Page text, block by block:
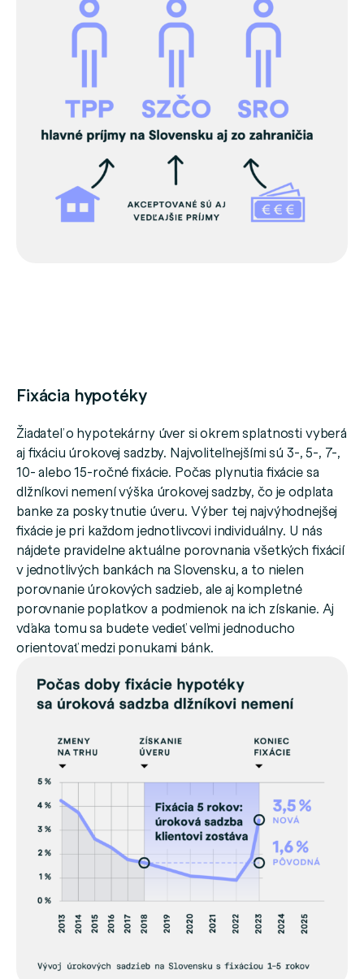
Fixácia hypotéky
Žiadateľ o hypotekárny úver si okrem splatnosti vyberá
aj fixáciu úrokovej sadzby. Najvoliteľnejšími sú 3-, 5-, 7-,
10- alebo 15-ročné fixácie. Počas plynutia fixácie sa
dlžníkovi nemení výška úrokovej sadzby, čo je odplata
banke za poskytnutie úveru. Výber tej najvýhodnejšej
fixácie je pri každom jednotlivcovi individuálny. U nás
nájdete pravidelne aktuálne porovnania všetkých fixácií
v jednotlivých bankách na Slovensku, a to nielen
porovnanie úrokových sadzieb, ale aj kompletné
porovnanie poplatkov a podmienok na ich získanie. Aj
vďaka tomu sa budete vedieť veľmi jednoducho
orientovať medzi ponukami bánk.